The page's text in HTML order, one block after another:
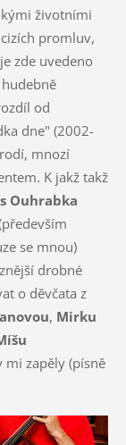
životními
promluv,
zde uvedeno
od
dne" (2002-
mnozí
K jakž takž
Ouhrabka
se mnou)
drobné
o děvčata z
, Mirku
mi zapěly (písně